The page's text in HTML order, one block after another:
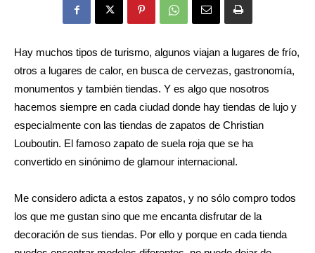
Hay muchos tipos de turismo, algunos viajan a lugares de frío,
otros a lugares de calor, en busca de cervezas, gastronomía,
monumentos y también tiendas. Y es algo que nosotros
hacemos siempre en cada ciudad donde hay tiendas de lujo y
especialmente con las tiendas de zapatos de Christian
Louboutin. El famoso zapato de suela roja que se ha
convertido en sinónimo de glamour internacional.
Me considero adicta a estos zapatos, y no sólo compro todos
los que me gustan sino que me encanta disfrutar de la
decoración de sus tiendas. Por ello y porque en cada tienda